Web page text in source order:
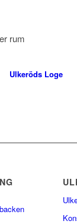
Ulkeröds Loge
rum